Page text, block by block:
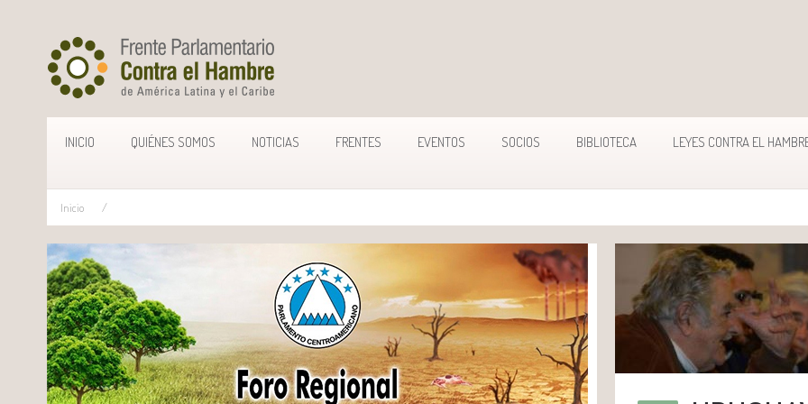
INICIO QUIÉNES SOMOS NOTICIAS FRENTES EVENTOS SOCIOS BIBLIOTECA LEYES CONTRA EL
Inicio